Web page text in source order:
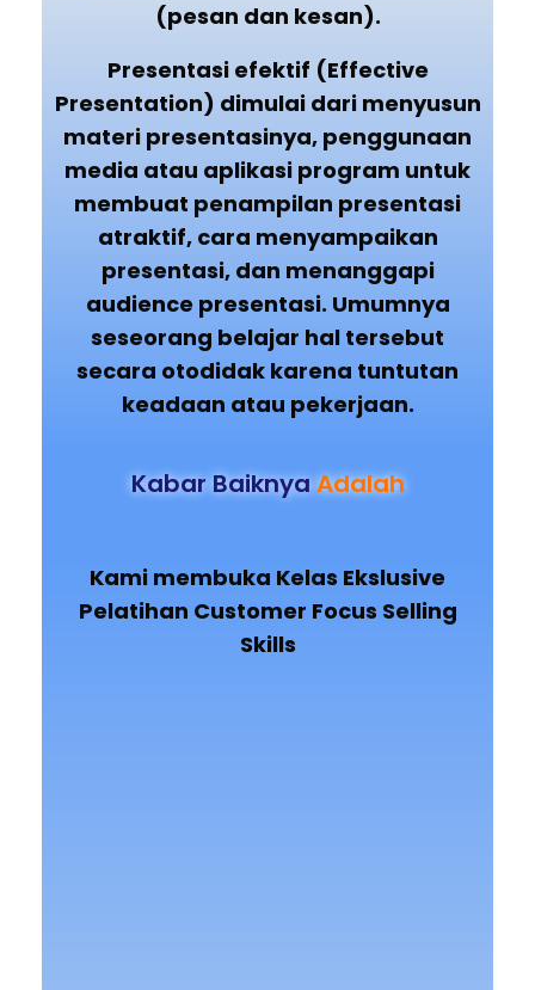
(pesan dan kesan).
Presentasi efektif (Effective
Presentation) dimulai dari menyusun
materi presentasinya, penggunaan
media atau aplikasi program untuk
membuat penampilan presentasi
atraktif, cara menyampaikan
presentasi, dan menanggapi
audience presentasi. Umumnya
seseorang belajar hal tersebut
secara otodidak karena tuntutan
keadaan atau pekerjaan.
Kabar BaiknyaAdalah
Kami membuka Kelas Ekslusive
Pelatihan Customer Focus Selling
Skills